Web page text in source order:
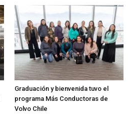
Graduación y bienvenida tuvo el
programa Más Conductoras de
Volvo Chile